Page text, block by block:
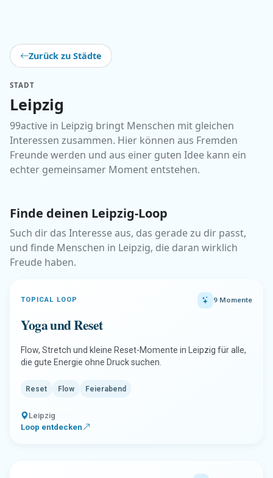
Zurück zu Städte
STADT
Leipzig
99active in Leipzig bringt Menschen mit gleichen
Interessen zusammen. Hier können aus Fremden
Freunde werden und aus einer guten Idee kann ein
echter gemeinsamer Moment entstehen.
Finde deinen Leipzig-Loop
Such dir das Interesse aus, das gerade zu dir passt,
und finde Menschen in Leipzig, die daran wirklich
Freude haben.